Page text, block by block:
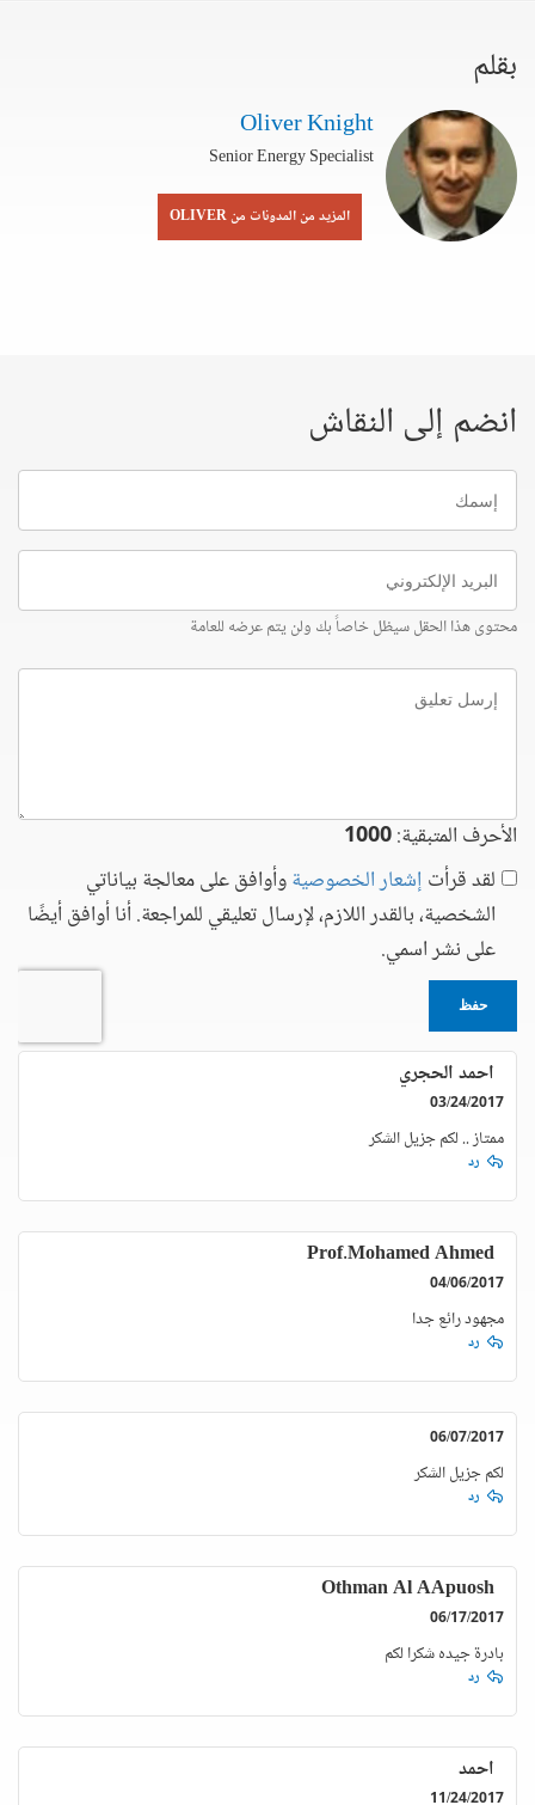
بقلم
Oliver Knight
Senior Energy Specialist
المزيد من المدونات من OLIVER
انضم إلى النقاش
إسمك
البريد
الإلكتروني
محتوى هذا الحقل سيظل خاصاً بك ولن يتم عرضه للعامة
إرسل
تعليق
الأحرف المتبقية:1000
لقد قرأت إشعار الخصوصيةوأوافق على معالجة بياناتي
الشخصية، بالقدر اللازم، لإرسال تعليقي للمراجعة. أنا أوافق أيضًا
على نشر اسمي.
حفظ
احمد الحجري
03/24/2017
ممتاز .. لكم جزيل الشكر
رد
Prof.Mohamed Ahmed
04/06/2017
مجهود رائع جدا
رد
06/07/2017
لكم جزيل الشكر
رد
Othman Al AApuosh
06/17/2017
بادرة جيده شكرا لكم
رد
احمد
11/24/2017